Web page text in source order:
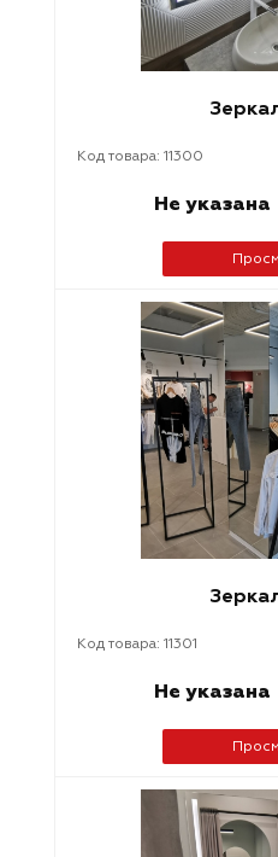
Код товара: 11300
Не указана
Код товара: 11301
Не указана